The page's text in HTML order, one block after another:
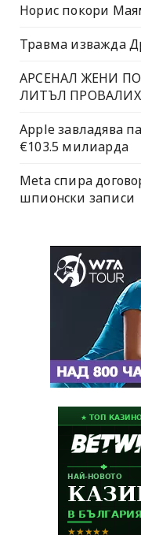
Норис покори
Травма изважда
АРСЕНАЛ ЖЕНИ
ЛИТЪЛ
Apple завладява
€103.5 милиарда
Meta спира
шпионски записи